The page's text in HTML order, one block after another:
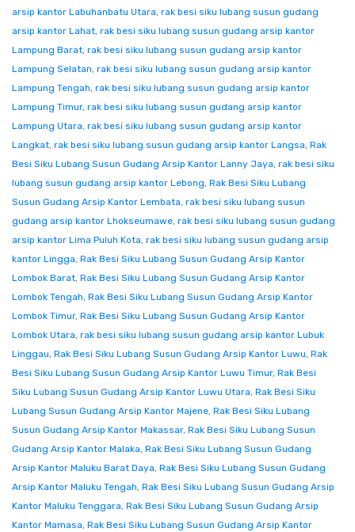
arsip kantor Labuhanbatu Utara, rak besi siku lubang susun gudang
arsip kantor Lahat, rak besi siku lubang susun gudang arsip kantor
Lampung Barat, rak besi siku lubang susun gudang arsip kantor
Lampung Selatan, rak besi siku lubang susun gudang arsip kantor
Lampung Tengah, rak besi siku lubang susun gudang arsip kantor
Lampung Timur, rak besi siku lubang susun gudang arsip kantor
Lampung Utara, rak besi siku lubang susun gudang arsip kantor
Langkat, rak besi siku lubang susun gudang arsip kantor Langsa, Rak
Besi Siku Lubang Susun Gudang Arsip Kantor Lanny Jaya, rak besi siku
lubang susun gudang arsip kantor Lebong, Rak Besi Siku Lubang
Susun Gudang Arsip Kantor Lembata, rak besi siku lubang susun
gudang arsip kantor Lhokseumawe, rak besi siku lubang susun gudang
arsip kantor Lima Puluh Kota, rak besi siku lubang susun gudang arsip
kantor Lingga, Rak Besi Siku Lubang Susun Gudang Arsip Kantor
Lombok Barat, Rak Besi Siku Lubang Susun Gudang Arsip Kantor
Lombok Tengah, Rak Besi Siku Lubang Susun Gudang Arsip Kantor
Lombok Timur, Rak Besi Siku Lubang Susun Gudang Arsip Kantor
Lombok Utara, rak besi siku lubang susun gudang arsip kantor Lubuk
Linggau, Rak Besi Siku Lubang Susun Gudang Arsip Kantor Luwu, Rak
Besi Siku Lubang Susun Gudang Arsip Kantor Luwu Timur, Rak Besi
Siku Lubang Susun Gudang Arsip Kantor Luwu Utara, Rak Besi Siku
Lubang Susun Gudang Arsip Kantor Majene, Rak Besi Siku Lubang
Susun Gudang Arsip Kantor Makassar, Rak Besi Siku Lubang Susun
Gudang Arsip Kantor Malaka, Rak Besi Siku Lubang Susun Gudang
Arsip Kantor Maluku Barat Daya, Rak Besi Siku Lubang Susun Gudang
Arsip Kantor Maluku Tengah, Rak Besi Siku Lubang Susun Gudang Arsip
Kantor Maluku Tenggara, Rak Besi Siku Lubang Susun Gudang Arsip
Kantor Mamasa, Rak Besi Siku Lubang Susun Gudang Arsip Kantor